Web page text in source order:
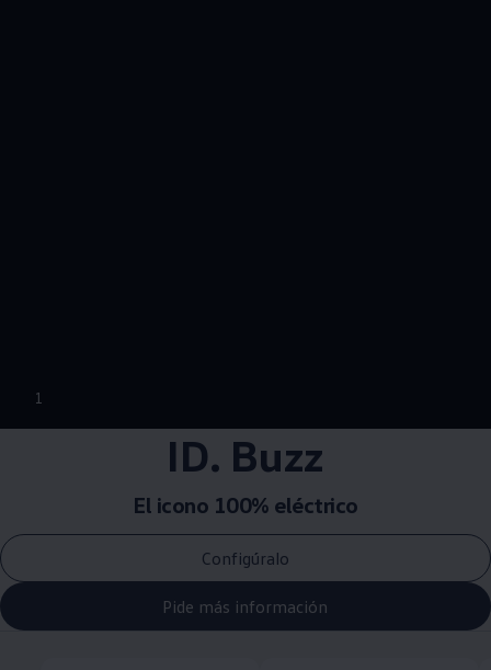
1
ID. Buzz
El icono 100% eléctrico
Configúralo
Pide más información